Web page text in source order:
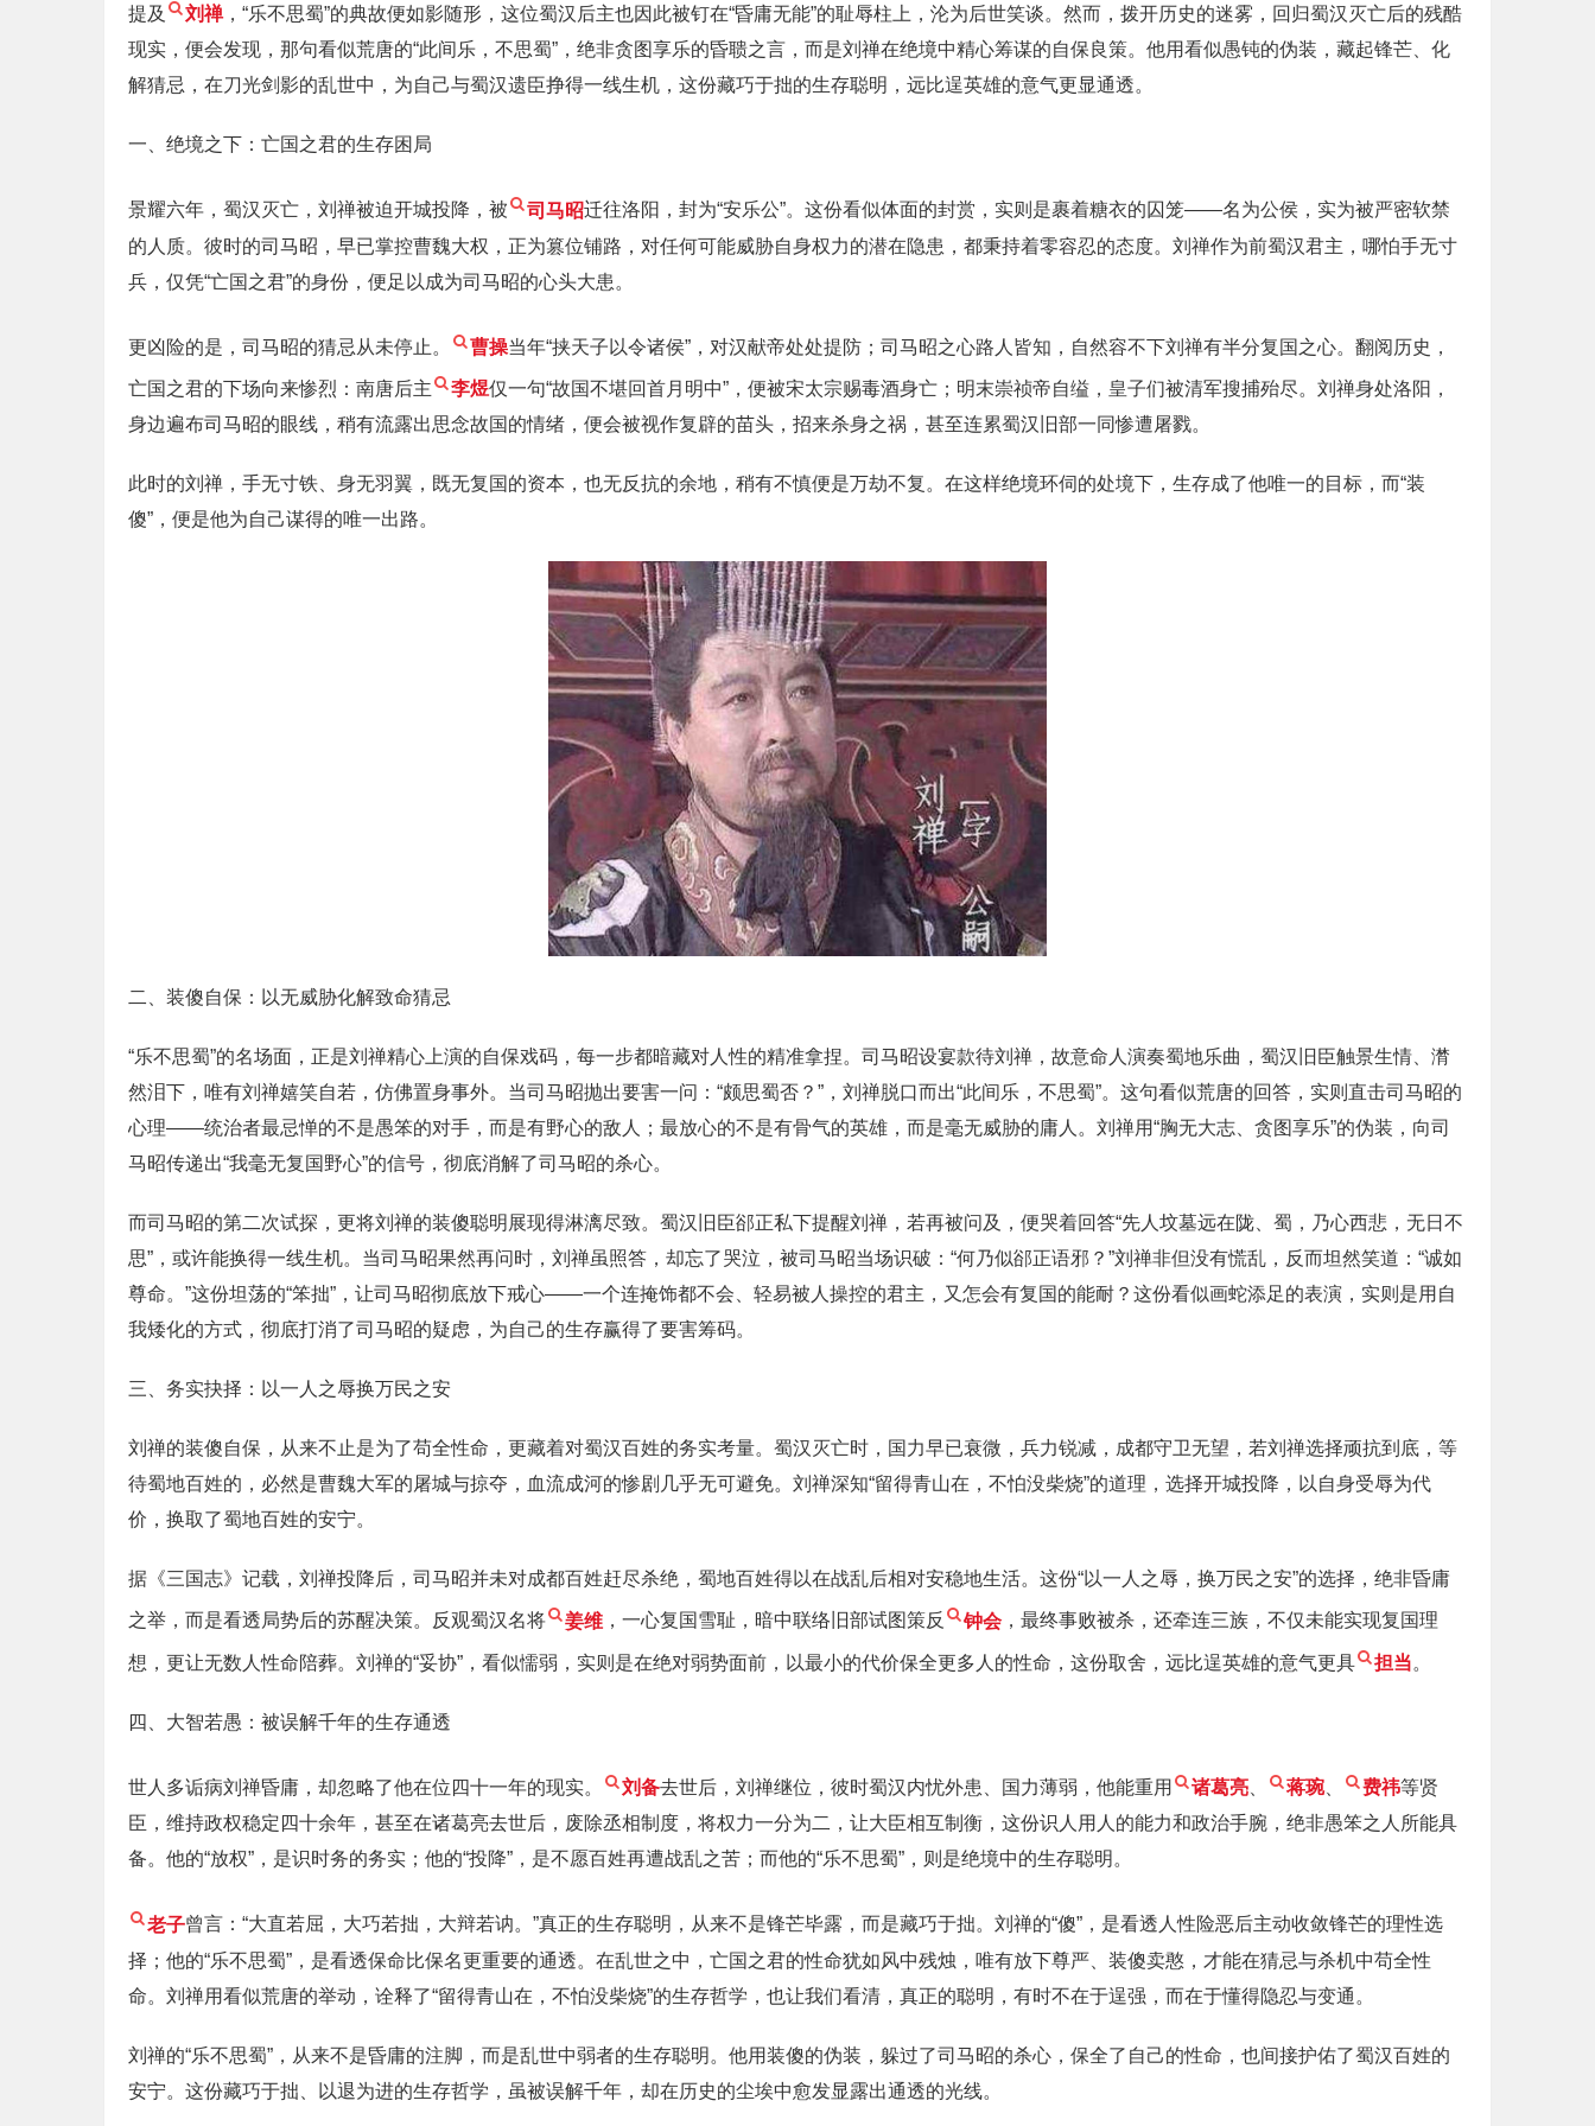
提及 刘禅，“乐不思蜀”的典故便如影随形，这位蜀汉后主也因此被钉在“昏庸无能”的耻辱柱上，沦为后世笑谈。然而，拨开历史的迷雾，回归蜀汉灭亡后的残酷
现实，便会发现，那句看似荒唐的“此间乐，不思蜀”，绝非贪图享乐的昏聩之言，而是刘禅在绝境中精心筹谋的自保良策。他用看似愚钝的伪装，藏起锋芒、化
解猜忌，在刀光剑影的乱世中，为自己与蜀汉遗臣挣得一线生机，这份藏巧于拙的生存聪明，远比逞英雄的意气更显通透。
一、绝境之下：亡国之君的生存困局
景耀六年，蜀汉灭亡，刘禅被迫开城投降，被 司马昭迁往洛阳，封为“安乐公”。这份看似体面的封赏，实则是裹着糖衣的囚笼——名为公侯，实为被严密软禁
的人质。彼时的司马昭，早已掌控曹魏大权，正为篡位铺路，对任何可能威胁自身权力的潜在隐患，都秉持着零容忍的态度。刘禅作为前蜀汉君主，哪怕手无寸
兵，仅凭“亡国之君”的身份，便足以成为司马昭的心头大患。
更凶险的是，司马昭的猜忌从未停止。 曹操当年“挟天子以令诸侯”，对汉献帝处处提防；司马昭之心路人皆知，自然容不下刘禅有半分复国之心。翻阅历史，
亡国之君的下场向来惨烈：南唐后主 李煜仅一句“故国不堪回首月明中”，便被宋太宗赐毒酒身亡；明末崇祯帝自缢，皇子们被清军搜捕殆尽。刘禅身处洛阳，
身边遍布司马昭的眼线，稍有流露出思念故国的情绪，便会被视作复辟的苗头，招来杀身之祸，甚至连累蜀汉旧部一同惨遭屠戮。
此时的刘禅，手无寸铁、身无羽翼，既无复国的资本，也无反抗的余地，稍有不慎便是万劫不复。在这样绝境环伺的处境下，生存成了他唯一的目标，而“装
傻”，便是他为自己谋得的唯一出路。
二、装傻自保：以无威胁化解致命猜忌
“乐不思蜀”的名场面，正是刘禅精心上演的自保戏码，每一步都暗藏对人性的精准拿捏。司马昭设宴款待刘禅，故意命人演奏蜀地乐曲，蜀汉旧臣触景生情、潸
然泪下，唯有刘禅嬉笑自若，仿佛置身事外。当司马昭抛出要害一问：“颇思蜀否？”，刘禅脱口而出“此间乐，不思蜀”。这句看似荒唐的回答，实则直击司马昭的
心理——统治者最忌惮的不是愚笨的对手，而是有野心的敌人；最放心的不是有骨气的英雄，而是毫无威胁的庸人。刘禅用“胸无大志、贪图享乐”的伪装，向司
马昭传递出“我毫无复国野心”的信号，彻底消解了司马昭的杀心。
而司马昭的第二次试探，更将刘禅的装傻聪明展现得淋漓尽致。蜀汉旧臣郤正私下提醒刘禅，若再被问及，便哭着回答“先人坟墓远在陇、蜀，乃心西悲，无日不
思”，或许能换得一线生机。当司马昭果然再问时，刘禅虽照答，却忘了哭泣，被司马昭当场识破：“何乃似郤正语邪？”刘禅非但没有慌乱，反而坦然笑道：“诚如
尊命。”这份坦荡的“笨拙”，让司马昭彻底放下戒心——一个连掩饰都不会、轻易被人操控的君主，又怎会有复国的能耐？这份看似画蛇添足的表演，实则是用自
我矮化的方式，彻底打消了司马昭的疑虑，为自己的生存赢得了要害筹码。
三、务实抉择：以一人之辱换万民之安
刘禅的装傻自保，从来不止是为了苟全性命，更藏着对蜀汉百姓的务实考量。蜀汉灭亡时，国力早已衰微，兵力锐减，成都守卫无望，若刘禅选择顽抗到底，等
待蜀地百姓的，必然是曹魏大军的屠城与掠夺，血流成河的惨剧几乎无可避免。刘禅深知“留得青山在，不怕没柴烧”的道理，选择开城投降，以自身受辱为代
价，换取了蜀地百姓的安宁。
据《三国志》记载，刘禅投降后，司马昭并未对成都百姓赶尽杀绝，蜀地百姓得以在战乱后相对安稳地生活。这份“以一人之辱，换万民之安”的选择，绝非昏庸
之举，而是看透局势后的苏醒决策。反观蜀汉名将 姜维 ，一心复国雪耻，暗中联络旧部试图策反 钟会，最终事败被杀，还牵连三族，不仅未能实现复国理
想，更让无数人性命陪葬。刘禅的“妥协”，看似懦弱，实则是在绝对弱势面前，以最小的代价保全更多人的性命，这份取舍，远比逞英雄的意气更具 担当。
四、大智若愚：被误解千年的生存通透
世人多诟病刘禅昏庸，却忽略了他在位四十一年的现实。 刘备去世后，刘禅继位，彼时蜀汉内忧外患、国力薄弱，他能重用 诸葛亮 蒋琬、 费祎等贤
臣，维持政权稳定四十余年，甚至在诸葛亮去世后，废除丞相制度，将权力一分为二，让大臣相互制衡，这份识人用人的能力和政治手腕，绝非愚笨之人所能具
备。他的“放权”，是识时务的务实；他的“投降”，是不愿百姓再遭战乱之苦；而他的“乐不思蜀”，则是绝境中的生存聪明。
老子曾言：“大直若屈，大巧若拙，大辩若讷。”真正的生存聪明，从来不是锋芒毕露，而是藏巧于拙。刘禅的“傻”，是看透人性险恶后主动收敛锋芒的理性选
择；他的“乐不思蜀”，是看透保命比保名更重要的通透。在乱世之中，亡国之君的性命犹如风中残烛，唯有放下尊严、装傻卖憨，才能在猜忌与杀机中苟全性
命。刘禅用看似荒唐的举动，诠释了“留得青山在，不怕没柴烧”的生存哲学，也让我们看清，真正的聪明，有时不在于逞强，而在于懂得隐忍与变通。
刘禅的“乐不思蜀”，从来不是昏庸的注脚，而是乱世中弱者的生存聪明。他用装傻的伪装，躲过了司马昭的杀心，保全了自己的性命，也间接护佑了蜀汉百姓的
安宁。这份藏巧于拙、以退为进的生存哲学，虽被误解千年，却在历史的尘埃中愈发显露出通透的光线。